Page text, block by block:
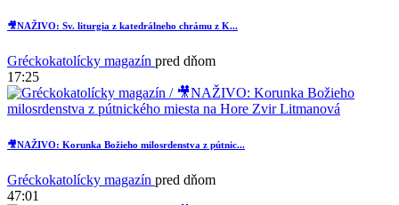
🎥NAŽIVO: Sv. liturgia z katedrálneho chrámu z K...
Gréckokatolícky magazín pred dňom
17:25
🎥NAŽIVO: Korunka Božieho milosrdenstva z pútnic...
Gréckokatolícky magazín pred dňom
47:01